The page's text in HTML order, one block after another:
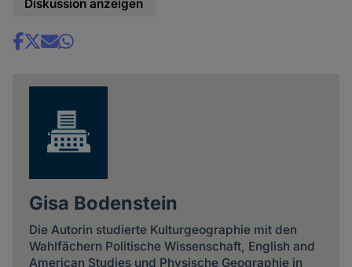
Diskussion anzeigen
Share
Gisa Bodenstein
Die Autorin studierte Kulturgeographie mit den
Wahlfächern Politische Wissenschaft, English and
American Studies und Physische Geographie in